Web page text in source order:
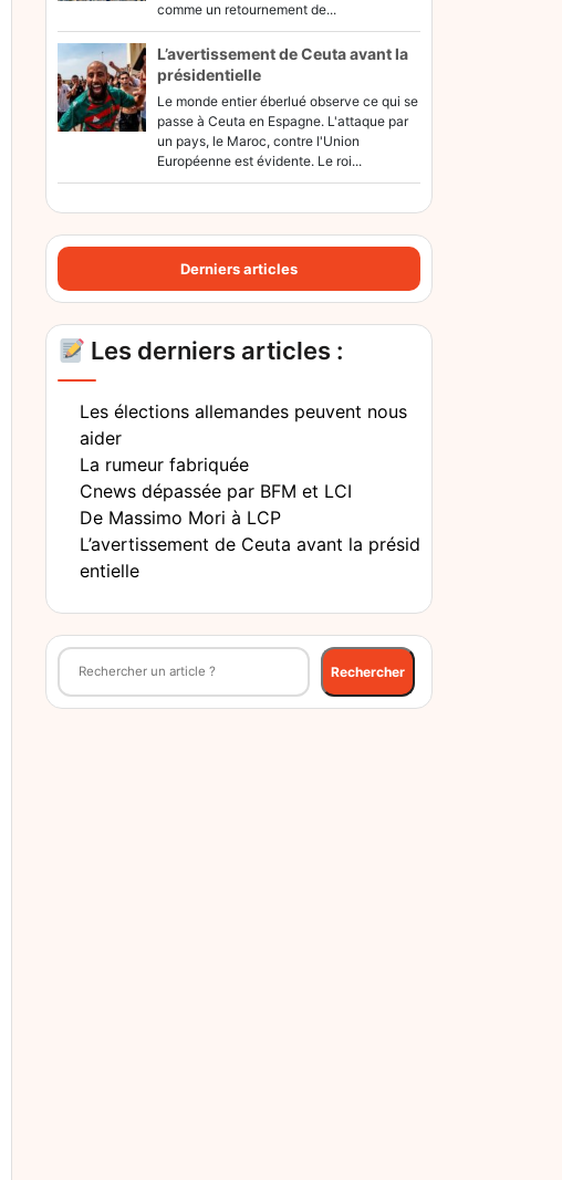
comme un retournement de...
L’avertissement de Ceuta avant la
présidentielle
Le monde entier éberlué observe ce qui se
passe à Ceuta en Espagne. L'attaque par
un pays, le Maroc, contre l'Union
Européenne est évidente. Le roi...
Derniers articles
Les derniers articles :
Les élections allemandes peuvent nous
aider
La rumeur fabriquée
Cnews dépassée par BFM et LCI
De Massimo Mori à LCP
L’avertissement de Ceuta avant la présid
entielle
Rechercher
Rechercher